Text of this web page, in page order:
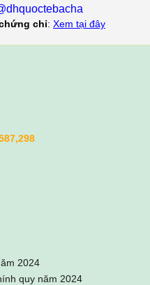
chỉ: Xem tại đây
2024
quy năm 2024